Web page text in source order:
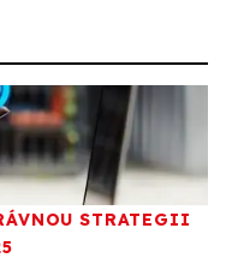
STRATEGII